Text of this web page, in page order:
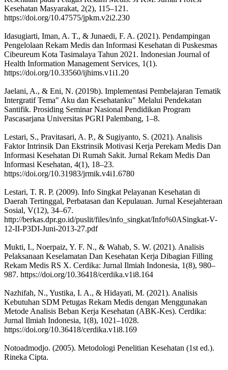
Kesehatan Masyarakat, 2(2), 115–121.
https://doi.org/10.47575/jpkm.v2i2.230
Idasugiarti, Iman, A. T., & Junaedi, F. A. (2021). Pendampingan
Pengelolaan Rekam Medis dan Informasi Kesehatan di Puskesmas
Cibeureum Kota Tasimalaya Tahun 2021. Indonesian Journal of
Health Information Management Services, 1(1).
https://doi.org/10.33560/ijhims.v1i1.20
Jaelani, A., & Eni, N. (2019b). Implementasi Pembelajaran Tematik
Intergratif Tema" Aku dan Kesehatanku" Melalui Pendekatan
Santifik. Prosiding Seminar Nasional Pendidikan Program
Pascasarjana Universitas PGRI Palembang, 1–8.
Lestari, S., Pravitasari, A. P., & Sugiyanto, S. (2021). Analisis
Faktor Intrinsik Dan Ekstrinsik Motivasi Kerja Perekam Medis Dan
Informasi Kesehatan Di Rumah Sakit. Jurnal Rekam Medis Dan
Informasi Kesehatan, 4(1), 18–23.
https://doi.org/10.31983/jrmik.v4i1.6780
Lestari, T. R. P. (2009). Info Singkat Pelayanan Kesehatan di
Daerah Tertinggal, Perbatasan dan Kepulauan. Jurnal Kesejahteraan
Sosial, V(12), 34–67.
http://berkas.dpr.go.id/puslit/files/info_singkat/Info%0ASingkat-V-
12-II-P3DI-Juni-2013-27.pdf
Mukti, I., Noerpaiz, Y. F. N., & Wahab, S. W. (2021). Analisis
Pelaksanaan Keselamatan Dan Kesehatan Kerja Dibagian Filling
Rekam Medis RS X. Cerdika: Jurnal Ilmiah Indonesia, 1(8), 980–
987. https://doi.org/10.36418/cerdika.v1i8.164
Nazhifah, N., Yustika, I. A., & Hidayati, M. (2021). Analisis
Kebutuhan SDM Petugas Rekam Medis dengan Menggunakan
Metode Analisis Beban Kerja Kesehatan (ABK-Kes). Cerdika:
Jurnal Ilmiah Indonesia, 1(8), 1021–1028.
https://doi.org/10.36418/cerdika.v1i8.169
Notoadmodjo. (2005). Metodologi Penelitian Kesehatan (1st ed.).
Rineka Cipta.